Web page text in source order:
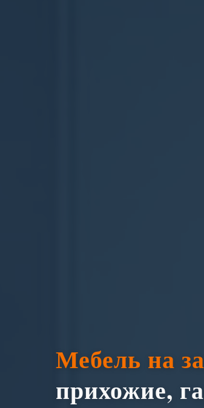
Мебель на
прихожие,